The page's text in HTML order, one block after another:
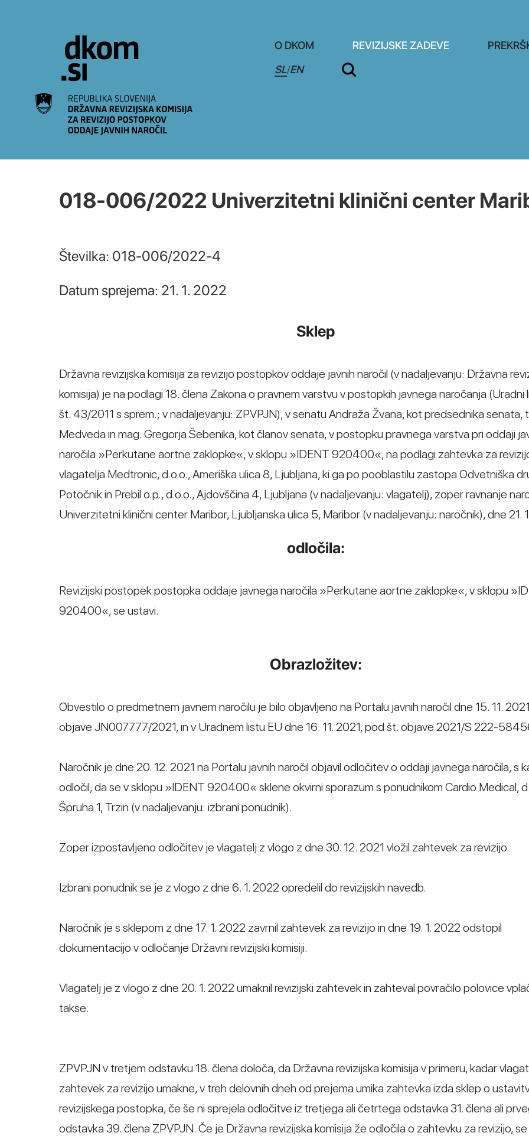
O DKOM REVIZIJSKE ZADEVE
SL/EN
018-006/2022 Univerzitetni klinični center
Številka: 018-006/2022-4
Datum sprejema: 21. 1. 2022
Sklep
Državna revizijska komisija za revizijo postopkov oddaje javnih naročil (v nadaljevanju: Državna
komisija) je na podlagi 18. člena Zakona o pravnem varstvu v postopkih javnega naročanja (Uradni
št. 43/2011 s sprem.; v nadaljevanju: ZPVPJN), v senatu Andraža Žvana, kot predsednika senata,
Medveda in mag. Gregorja Šebenika, kot članov senata, v postopku pravnega varstva pri oddaji
naročila »Perkutane aortne zaklopke«, v sklopu »IDENT 920400«, na podlagi zahtevka za
vlagatelja Medtronic, d.o.o., Ameriška ulica 8, Ljubljana, ki ga po pooblastilu zastopa Odvetniška
Potočnik in Prebil o.p., d.o.o., Ajdovščina 4, Ljubljana (v nadaljevanju: vlagatelj), zoper ravnanje
Univerzitetni klinični center Maribor, Ljubljanska ulica 5, Maribor (v nadaljevanju: naročnik), dne 21.
odločila:
Revizijski postopek postopka oddaje javnega naročila »Perkutane aortne zaklopke«, v sklopu
920400«, se ustavi.
Obrazložitev:
Obvestilo o predmetnem javnem naročilu je bilo objavljeno na Portalu javnih naročil dne 15. 11.
objave JN007777/2021, in v Uradnem listu EU dne 16. 11. 2021, pod št. objave 2021/S 222-
Naročnik je dne 20. 12. 2021 na Portalu javnih naročil objavil odločitev o oddaji javnega naročila, s
odločil, da se v sklopu »IDENT 920400« sklene okvirni sporazum s ponudnikom Cardio Medical,
Špruha 1, Trzin (v nadaljevanju: izbrani ponudnik).
Zoper izpostavljeno odločitev je vlagatelj z vlogo z dne 30. 12. 2021 vložil zahtevek za revizijo.
Izbrani ponudnik se je z vlogo z dne 6. 1. 2022 opredelil do revizijskih navedb.
Naročnik je s sklepom z dne 17. 1. 2022 zavrnil zahtevek za revizijo in dne 19. 1. 2022 odstopil
dokumentacijo v odločanje Državni revizijski komisiji.
Vlagatelj je z vlogo z dne 20. 1. 2022 umaknil revizijski zahtevek in zahteval povračilo polovice
takse.
ZPVPJN v tretjem odstavku 18. člena določa, da Državna revizijska komisija v primeru, kadar
zahtevek za revizijo umakne, v treh delovnih dneh od prejema umika zahtevka izda sklep o
revizijskega postopka, če še ni sprejela odločitve iz tretjega ali četrtega odstavka 31. člena ali
odstavka 39. člena ZPVPJN. Če je Državna revizijska komisija že odločila o zahtevku za revizijo, se